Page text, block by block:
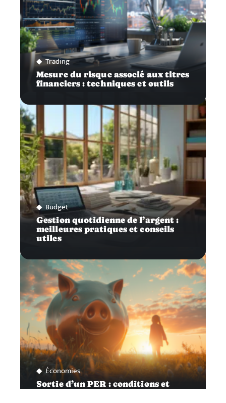
Trading
Mesure du risque associé aux titres
financiers : techniques et outils
Budget
Gestion quotidienne de l’argent :
meilleures pratiques et conseils
utiles
Économies
Sortie d’un PER : conditions et